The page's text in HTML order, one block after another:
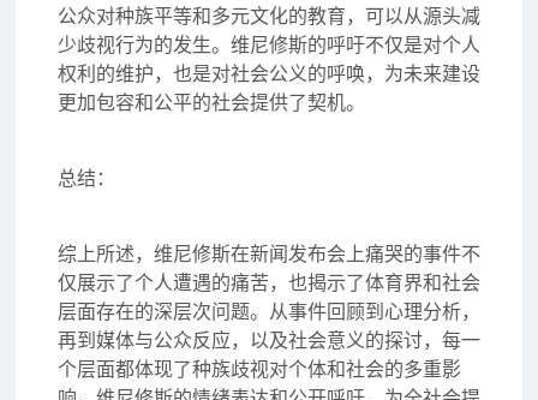
公众对种族平等和多元文化的教育，可以从源头减
少歧视行为的发生。维尼修斯的呼吁不仅是对个人
权利的维护，也是对社会公义的呼唤，为未来建设
更加包容和公平的社会提供了契机。
总结：
综上所述，维尼修斯在新闻发布会上痛哭的事件不
仅展示了个人遭遇的痛苦，也揭示了体育界和社会
层面存在的深层次问题。从事件回顾到心理分析，
再到媒体与公众反应，以及社会意义的探讨，每一
个层面都体现了种族歧视对个体和社会的多重影